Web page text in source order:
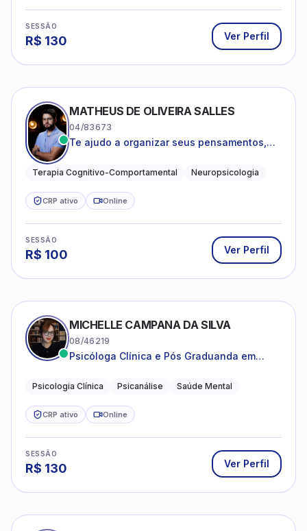
SESSÃO
R$ 130 Ver Perfil
MATHEUS DE OLIVEIRA SALLES
04/83673
Te ajudo a organizar seus pensamentos,
clareza e sentido, com uma terapia
Terapia Cognitivo-Comportamental Neuropsicologia
CRP ativo Online
SESSÃO
R$ 100 Ver Perfil
MICHELLE CAMPANA DA SILVA
08/46219
Psicóloga Clínica e Pós Graduanda em
Psicologia Clínica Psicanálise Saúde Mental
CRP ativo Online
SESSÃO
R$ 130 Ver Perfil